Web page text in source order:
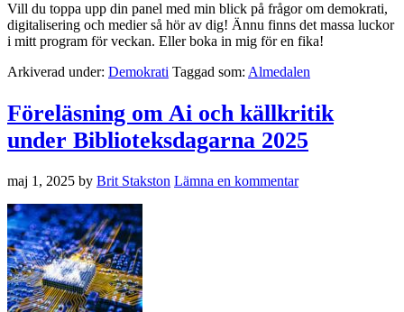
Vill du toppa upp din panel med min blick på frågor om demokrati,
digitalisering och medier så hör av dig! Ännu finns det massa luckor
i mitt program för veckan. Eller boka in mig för en fika!
Arkiverad under: Demokrati Taggad som: Almedalen
Föreläsning om Ai och källkritik
under Biblioteksdagarna 2025
maj 1, 2025 by Brit Stakston Lämna en kommentar